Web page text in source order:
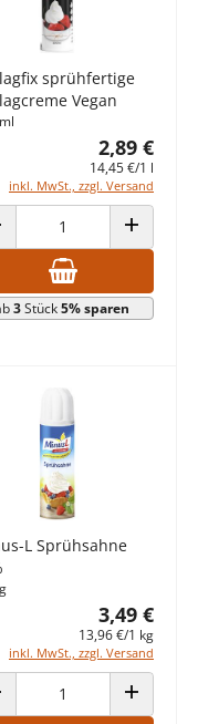
sprühfertige
Vegan
2,89 €
14,45 €/1 l
inkl. MwSt., zzgl. Versand
VERRINGERN ANZAHL
3Stück5% sparen
L Sprühsahne
3,49 €
13,96 €/1 kg
inkl. MwSt., zzgl. Versand
VERRINGERN ANZAHL